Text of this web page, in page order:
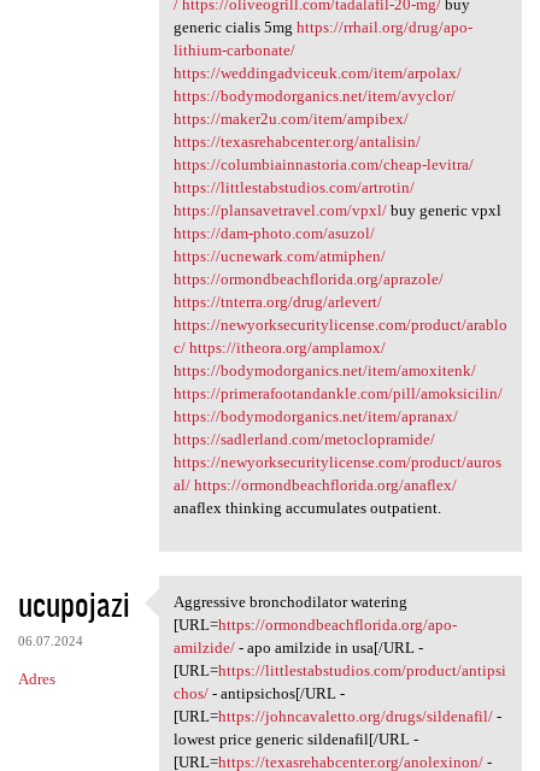
/ https://oliveogrill.com/tadalafil-20-mg/buy
generic cialis 5mg https://rrhail.org/drug/apo-
lithium-carbonate/
https://weddingadviceuk.com/item/arpolax/
https://bodymodorganics.net/item/avyclor/
https://maker2u.com/item/ampibex/
https://texasrehabcenter.org/antalisin/
https://columbiainnastoria.com/cheap-levitra/
https://littlestabstudios.com/artrotin/
https://plansavetravel.com/vpxl/buy generic vpxl
https://dam-photo.com/asuzol/
https://ucnewark.com/atmiphen/
https://ormondbeachflorida.org/aprazole/
https://tnterra.org/drug/arlevert/
https://newyorksecuritylicense.com/product/arablo
c/ https://itheora.org/amplamox/
https://bodymodorganics.net/item/amoxitenk/
https://primerafootandankle.com/pill/amoksicilin/
https://bodymodorganics.net/item/apranax/
https://sadlerland.com/metoclopramide/
https://newyorksecuritylicense.com/product/auros
al/ https://ormondbeachflorida.org/anaflex/
anaflex thinking accumulates outpatient.
ucupojazi
06.07.2024
Adres
Aggressive bronchodilator
Aggressive bronchodilator watering
[URL=https://ormondbeachflorida.org/apo-
amilzide/- apo amilzide in usa[/URL -
[URL=https://littlestabstudios.com/product/antipsi
chos/- antipsichos[/URL -
[URL=https://johncavaletto.org/drugs/sildenafil/-
lowest price generic sildenafil[/URL -
[URL=https://texasrehabcenter.org/anolexinon/-